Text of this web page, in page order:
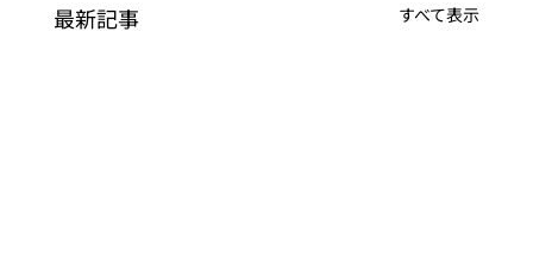
最新記事 すべて表示